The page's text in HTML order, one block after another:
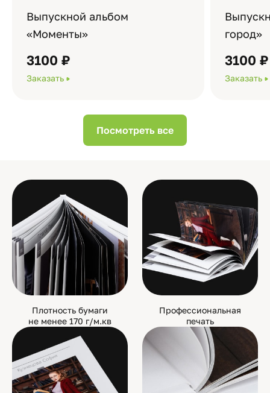
Выпускной альбом
«Моменты»
3100 ₽
Заказать
город»
3100 ₽
Заказать
Посмотреть все
Плотность бумаги
не менее 170 г/м.кв
Профессиональная
печать